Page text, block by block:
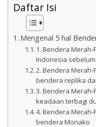
n
k
a
Daftar Isi
Mengenal 5 hal
1. Bendera
Indonesia
2. Bendera
bendera replika
3. Bendera
keadaan terbagi
4. Bendera Merah-
bendera Monako